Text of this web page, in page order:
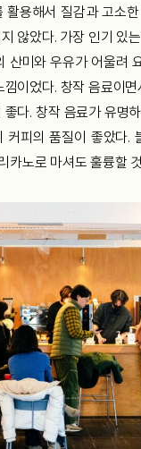
활용해서 질감과 고소
않았다. 가장 인기 있
산미와 우유가 어울려
이었다. 창작 음료이
다. 창작 음료가 유명
커피의 품질이 좋았다.
카노로 마셔도 훌륭할